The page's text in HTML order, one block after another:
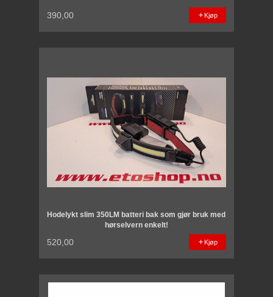
390,00 Kjøp
Hodelykt slim 350LM batteri bak som gjør bruk med
hørselvern enkelt!
520,00 Kjøp